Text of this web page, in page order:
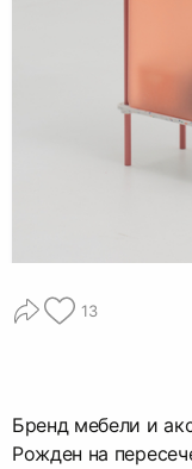
13
Бренд мебели и
Рожден на